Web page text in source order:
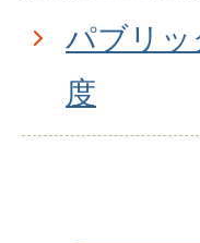
パブリッ
度